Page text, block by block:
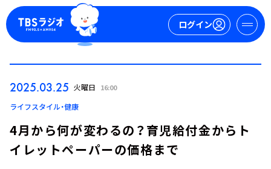
ログイン
ログイン
2025.03.25 火曜日 16:00
ライフスタイル・健康
4月から何が変わるの？育児給付金からト
イレットペーパーの価格まで